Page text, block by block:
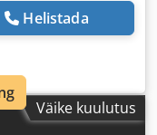
Helistada
Väike kuulutus